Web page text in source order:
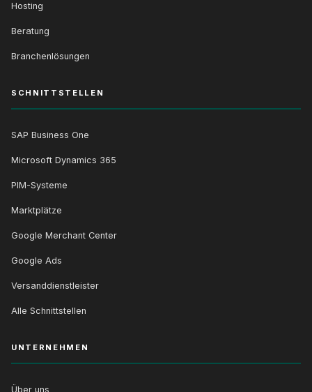
Hosting
Beratung
Branchenlösungen
SCHNITTSTELLEN
SAP Business One
Microsoft Dynamics 365
PIM-Systeme
Marktplätze
Google Merchant Center
Google Ads
Versanddienstleister
Alle Schnittstellen
UNTERNEHMEN
Über uns